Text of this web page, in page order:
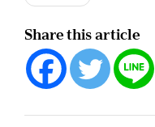
Share this article